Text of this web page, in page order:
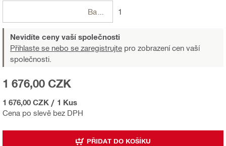
1
Nevidíte ceny vaší společnosti
Přihlaste se nebo se zaregistrujte pro zobrazení cen vaší
společnosti.
Cena po slevě bez DPH
1 676,00 CZK
1 676,00 CZK / 1 Kus
PŘIDAT DO KOŠÍKU